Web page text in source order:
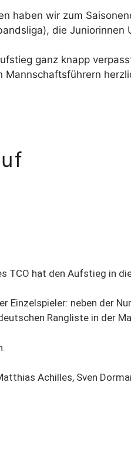
haben wir zum
die Juniorinnen
ganz knapp
TCO hat den Aufstieg in
neben der
Rangliste in der
Achilles, Sven